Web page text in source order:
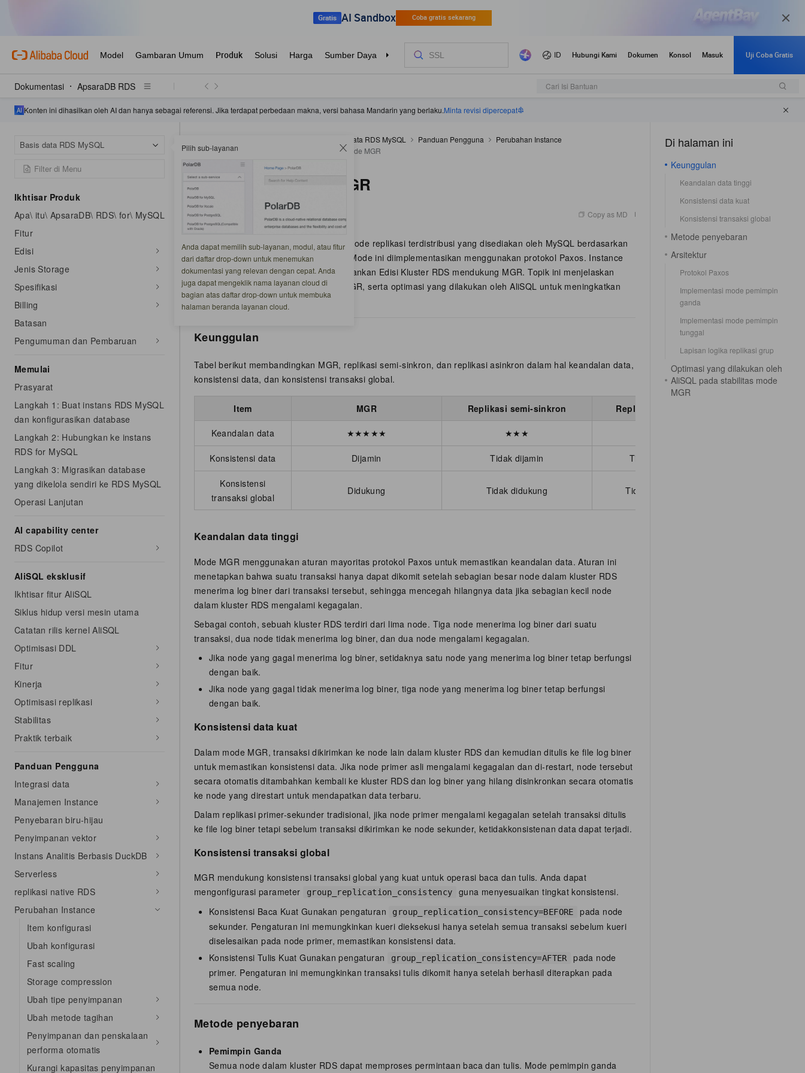
Dokumentasi ApsaraDB RDS Cari Isi Bantuan
Konten ini dihasilkan oleh AI dan hanya sebagai referensi. Jika terdapat perbedaan makna, versi bahasa Mandarin yang berlaku.Minta revisi dipercepat
Basis data RDS MySQL Pilih sub-layanan
Anda dapat memilih sub-layanan, modul, atau fitur
dari daftar drop-down untuk menemukan
dokumentasi yang relevan dengan cepat. Anda
juga dapat mengeklik nama layanan cloud di
bagian atas daftar drop-down untuk membuka
halaman beranda layanan cloud.
Ikhtisar Produk
Apa\ itu\ ApsaraDB\ RDS\ for\ MySQL
Fitur
Edisi
Jenis Storage
Spesifikasi
Billing
Batasan
Pengumuman dan Pembaruan
Memulai
Prasyarat
Langkah 1: Buat instans RDS MySQL
dan konfigurasikan database
Langkah 2: Hubungkan ke instans
RDS for MySQL
Langkah 3: Migrasikan database
yang dikelola sendiri ke RDS MySQL
Operasi Lanjutan
AI capability center
RDS Copilot
AliSQL eksklusif
Ikhtisar fitur AliSQL
Siklus hidup versi mesin utama
Catatan rilis kernel AliSQL
Optimisasi DDL
Fitur
Kinerja
Optimisasi replikasi
Stabilitas
Praktik terbaik
Panduan Pengguna
Integrasi data
Manajemen Instance
Penyebaran biru-hijau
Penyimpanan vektor
Instans Analitis Berbasis DuckDB
Serverless
replikasi native RDS
Perubahan Instance
Item konfigurasi
Ubah konfigurasi
Fast scaling
Storage compression
Ubah tipe penyimpanan
Ubah metode tagihan
Penyimpanan dan penskalaan
performa otomatis
Kurangi kapasitas penyimpanan
Basis data RDS MySQL Panduan Pengguna
Perubahan Instance
Ubah mode replikasi data
Pengenalan mode MGR
Pengenalan mode MGR
Diperbarui pada: Copy as MD
Replikasi Grup MySQL (MGR) adalah mode replikasi terdistribusi yang disediakan oleh MySQL berdasarkan
mekanisme log biner yang sudah ada. Mode ini diimplementasikan menggunakan protokol Paxos. Instance
ApsaraDB RDS for MySQL yang menjalankan Edisi Kluster RDS mendukung MGR. Topik ini menjelaskan
keunggulan dan implementasi mode MGR, serta optimasi yang dilakukan oleh AliSQL untuk meningkatkan
stabilitasnya.
Keunggulan
Tabel berikut membandingkan MGR, replikasi semi-sinkron, dan replikasi asinkron dalam hal keandalan data,
konsistensi data, dan konsistensi transaksi global.
Item MGR Replikasi semi-sinkron Replikasi asinkron
Keandalan data ★★★★★ ★★★
Konsistensi data Dijamin Tidak dijamin Tidak dijamin
Konsistensi
transaksi global
Didukung Tidak didukung Tidak didukung
Keandalan data tinggi
Mode MGR menggunakan aturan mayoritas protokol Paxos untuk memastikan keandalan data. Aturan ini
menetapkan bahwa suatu transaksi hanya dapat dikomit setelah sebagian besar node dalam kluster RDS
menerima log biner dari transaksi tersebut, sehingga mencegah hilangnya data jika sebagian kecil node
dalam kluster RDS mengalami kegagalan.
Sebagai contoh, sebuah kluster RDS terdiri dari lima node. Tiga node menerima log biner dari suatu
transaksi, dua node tidak menerima log biner, dan dua node mengalami kegagalan.
Jika node yang gagal menerima log biner, setidaknya satu node yang menerima log biner tetap berfungsi
dengan baik.
Jika node yang gagal tidak menerima log biner, tiga node yang menerima log biner tetap berfungsi
dengan baik.
Konsistensi data kuat
Dalam mode MGR, transaksi dikirimkan ke node lain dalam kluster RDS dan kemudian ditulis ke file log biner
untuk memastikan konsistensi data. Jika node primer asli mengalami kegagalan dan di-restart, node tersebut
secara otomatis ditambahkan kembali ke kluster RDS dan log biner yang hilang disinkronkan secara otomatis
ke node yang direstart untuk mendapatkan data terbaru.
Dalam replikasi primer-sekunder tradisional, jika node primer mengalami kegagalan setelah transaksi ditulis
ke file log biner tetapi sebelum transaksi dikirimkan ke node sekunder, ketidakkonsistenan data dapat terjadi.
Konsistensi transaksi global
MGR mendukung konsistensi transaksi global yang kuat untuk operasi baca dan tulis. Anda dapat
mengonfigurasi parameter
group_replication_consistency
guna menyesuaikan tingkat konsistensi.
Konsistensi Baca Kuat Gunakan pengaturan
group_replication_consistency=BEFORE
pada node
sekunder. Pengaturan ini memungkinkan kueri dieksekusi hanya setelah semua transaksi sebelum kueri
diselesaikan pada node primer, memastikan konsistensi data.
Konsistensi Tulis Kuat Gunakan pengaturan
group_replication_consistency=AFTER
pada node
primer. Pengaturan ini memungkinkan transaksi tulis dikomit hanya setelah berhasil diterapkan pada
semua node.
Metode penyebaran
Pemimpin Ganda
Semua node dalam kluster RDS dapat memproses permintaan baca dan tulis. Mode pemimpin ganda
Di halaman ini
Keunggulan
Keandalan data tinggi
Konsistensi data kuat
Konsistensi transaksi global
Metode penyebaran
Arsitektur
Protokol Paxos
Implementasi mode pemimpin
ganda
Implementasi mode pemimpin
tunggal
Lapisan logika replikasi grup
Optimasi yang dilakukan oleh
AliSQL pada stabilitas mode
MGR